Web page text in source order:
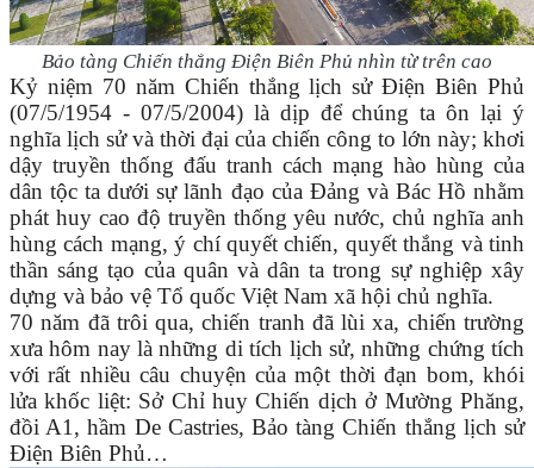
Bảo tàng Chiến thắng Điện Biên Phủ nhìn từ trên cao
Kỷ niệm 70 năm Chiến thắng lịch sử Điện Biên Phủ
(07/5/1954 - 07/5/2004) là dịp để chúng ta ôn lại ý
nghĩa lịch sử và thời đại của chiến công to lớn này; khơi
dậy truyền thống đấu tranh cách mạng hào hùng của
dân tộc ta dưới sự lãnh đạo của Đảng và Bác Hồ nhằm
phát huy cao độ truyền thống yêu nước, chủ nghĩa anh
hùng cách mạng, ý chí quyết chiến, quyết thắng và tinh
thần sáng tạo của quân và dân ta trong sự nghiệp xây
dựng và bảo vệ Tổ quốc Việt Nam xã hội chủ nghĩa.
70 năm đã trôi qua, chiến tranh đã lùi xa, chiến trường
xưa hôm nay là những di tích lịch sử, những chứng tích
với rất nhiều câu chuyện của một thời đạn bom, khói
lửa khốc liệt: Sở Chỉ huy Chiến dịch ở Mường Phăng,
đồi A1, hầm De Castries, Bảo tàng Chiến thắng lịch sử
Điện Biên Phủ…